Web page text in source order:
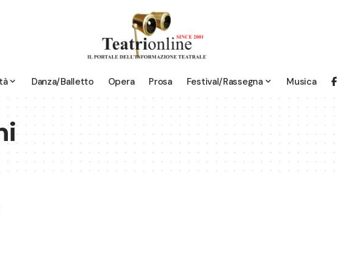
Danza/Balletto Opera Prosa Festival/Rassegna Musica